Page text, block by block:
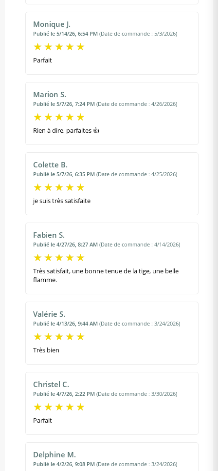
Monique J.
Publié le 5/14/26, 6:54 PM (Date de commande : 5/3/2026)
Parfait
Marion S.
Publié le 5/7/26, 7:24 PM (Date de commande : 4/26/2026)
Rien à dire, parfaites 👍
Colette B.
Publié le 5/7/26, 6:35 PM (Date de commande : 4/25/2026)
je suis très satisfaite
Fabien S.
Publié le 4/27/26, 8:27 AM (Date de commande : 4/14/2026)
Très satisfait, une bonne tenue de la tige, une belle
flamme.
Valérie S.
Publié le 4/13/26, 9:44 AM (Date de commande : 3/24/2026)
Très bien
Christel C.
Publié le 4/7/26, 2:22 PM (Date de commande : 3/30/2026)
Parfait
Delphine M.
Publié le 4/2/26, 9:08 PM (Date de commande : 3/24/2026)